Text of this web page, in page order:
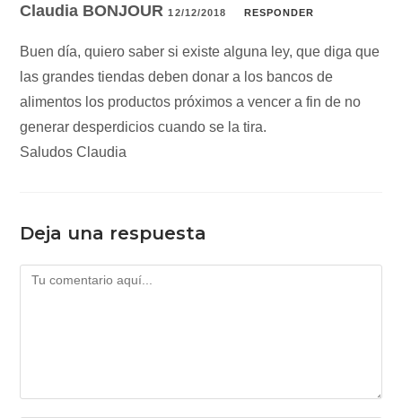
Claudia BONJOUR12/12/2018 RESPONDER
Buen día, quiero saber si existe alguna ley, que diga que
las grandes tiendas deben donar a los bancos de
alimentos los productos próximos a vencer a fin de no
generar desperdicios cuando se la tira.
Saludos Claudia
Deja una respuesta
Comentario